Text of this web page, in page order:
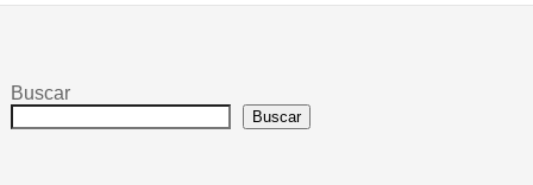
Buscar
Buscar